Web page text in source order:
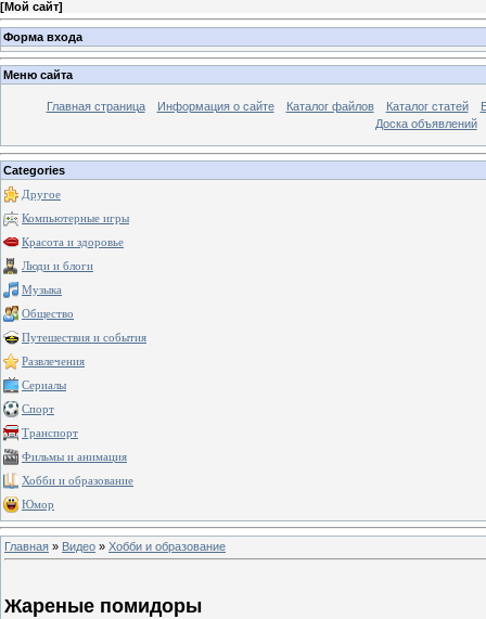
[Мой сайт]
Форма входа
Меню сайта
Главная страница Информация о сайте Каталог файлов Каталог статей
Доска объявлений
Categories
Другое
Компьютерные игры
Красота и здоровье
Люди и блоги
Музыка
Общество
Путешествия и события
Развлечения
Сериалы
Спорт
Транспорт
Фильмы и анимация
Хобби и образование
Юмор
Главная » Видео » Хобби и образование
Жареные помидоры